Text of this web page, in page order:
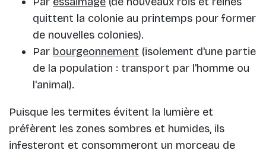
quittent la colonie au printemps pour former
de nouvelles colonies).
Par bourgeonnement (isolement d'une partie
de la population : transport par l'homme ou
l'animal).
Puisque les termites évitent la lumière et
préfèrent les zones sombres et humides, ils
infesteront et consommeront un morceau de